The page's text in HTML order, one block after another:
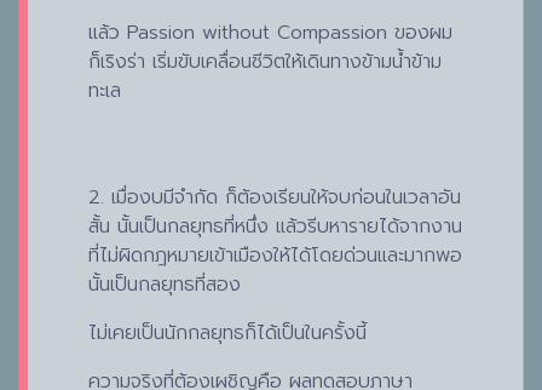
แล้ว Passion without Compassion ของผม
ก็เริงร่า เริ่มขับเคลื่อนชีวิตให้เดินทางข้ามน้ำข้าม
ทะเล
2. เมื่องบมีจำกัด ก็ต้องเรียนให้จบก่อนในเวลาอัน
สั้น นั้นเป็นกลยุทธที่หนึ่ง แล้วรีบหารายได้จากงาน
ที่ไม่ผิดกฎหมายเข้าเมืองให้ได้โดยด่วนและมากพอ
นั้นเป็นกลยุทธที่สอง
ไม่เคยเป็นนักกลยุทธก็ได้เป็นในครั้งนี้
ความจริงที่ต้องเผชิญคือ ผลทดสอบภาษา